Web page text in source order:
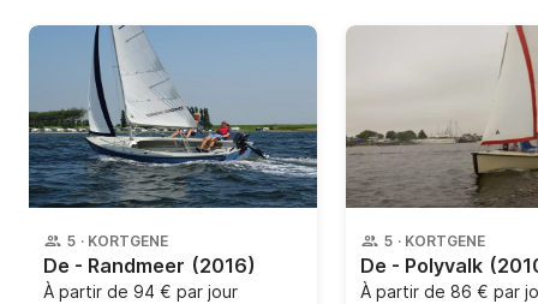
5 · KORTGENE
De - Randmeer (2016)
À partir de 94 € par jour
5 · KORTGENE
De - Polyvalk
À partir de 86 € par